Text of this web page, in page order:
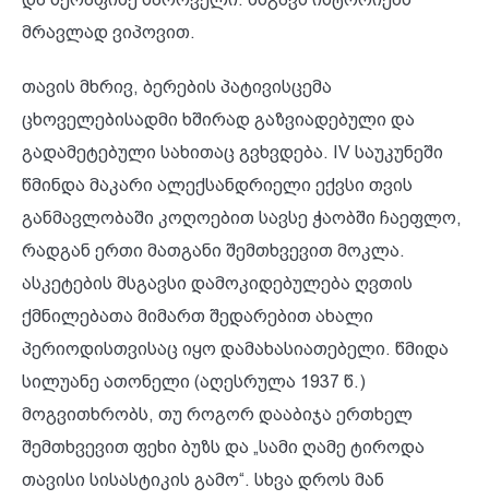
მრავლად ვიპოვით.
თავის მხრივ, ბერების პატივისცემა
ცხოველებისადმი ხშირად გაზვიადებული და
გადამეტებული სახითაც გვხვდება. IV საუკუნეში
წმინდა მაკარი ალექსანდრიელი ექვსი თვის
განმავლობაში კოღოებით სავსე ჭაობში ჩაეფლო,
რადგან ერთი მათგანი შემთხვევით მოკლა.
ასკეტების მსგავსი დამოკიდებულება ღვთის
ქმნილებათა მიმართ შედარებით ახალი
პერიოდისთვისაც იყო დამახასიათებელი. წმიდა
სილუანე ათონელი (აღესრულა 1937 წ.)
მოგვითხრობს, თუ როგორ დააბიჯა ერთხელ
შემთხვევით ფეხი ბუზს და „სამი ღამე ტიროდა
თავისი სისასტიკის გამო“. სხვა დროს მან